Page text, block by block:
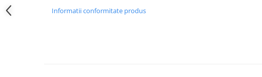
Informatii conformitate produs